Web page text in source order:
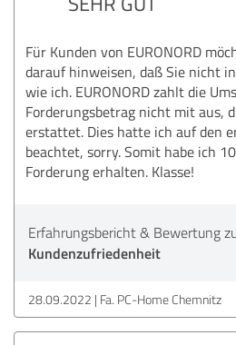
Für Kunden von EURONORD
darauf hinweisen, daß Sie nicht
wie ich. EURONORD zahlt die
Forderungsbetrag nicht mit aus,
erstattet. Dies hatte ich auf den
beachtet, sorry. Somit habe ich
Forderung erhalten. Klasse!
Erfahrungsbericht & Bewertung
Kundenzufriedenheit
28.09.2022 Fa. PC-Home Chemnitz